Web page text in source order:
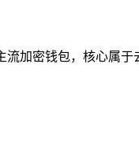
流加密钱包，核心属于